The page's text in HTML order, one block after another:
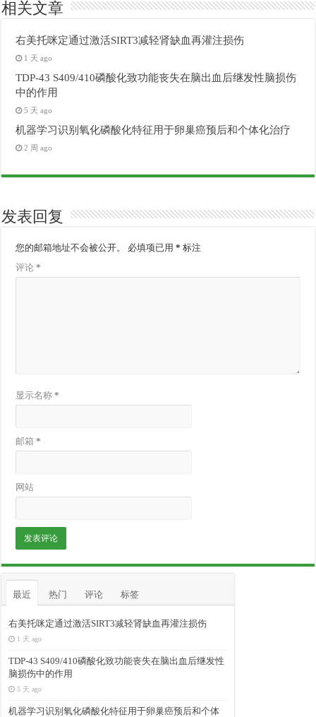
相关文章
右美托咪定通过激活SIRT3减轻肾缺血再灌注损伤
1 天 ago
TDP-43 S409/410磷酸化致功能丧失在脑出血后继发性脑损伤
中的作用
5 天 ago
机器学习识别氧化磷酸化特征用于卵巢癌预后和个体化治疗
2 周 ago
发表回复
您的邮箱地址不会被公开。 必填项已用* 标注
评论*
显示名称*
邮箱*
网站
最近 热门 评论 标签
右美托咪定通过激活SIRT3减轻肾缺血再灌注损伤
1 天 ago
TDP-43 S409/410磷酸化致功能丧失在脑出血后继发性
脑损伤中的作用
5 天 ago
机器学习识别氧化磷酸化特征用于卵巢癌预后和个体